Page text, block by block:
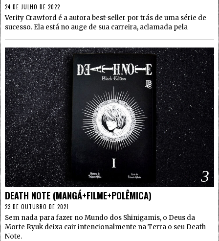
24 DE JULHO DE 2022
Verity Crawford é a autora best-seller por trás de uma série de
sucesso. Ela está no auge de sua carreira, aclamada pela
3
DEATH NOTE (MANGÁ+FILME+POLÊMICA)
23 DE OUTUBRO DE 2021
Sem nada para fazer no Mundo dos Shinigamis, o Deus da
Morte Ryuk deixa cair intencionalmente na Terra o seu Death
Note.